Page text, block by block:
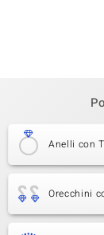
Anelli con
Orecchini